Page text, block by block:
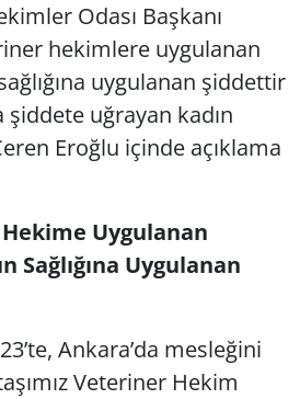
Odası Başkanı
hekimlere uygulanan
uygulanan şiddettir
şiddete uğrayan kadın
Eroğlu içinde açıklama
Uygulanan
Sağlığına Uygulanan
Ankara’da mesleğini
Veteriner Hekim